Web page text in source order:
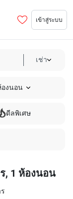
เข้าสู่ระบบ
เช่า
องนอน
ดีลพิเศษ
, 1 ห้องนอน